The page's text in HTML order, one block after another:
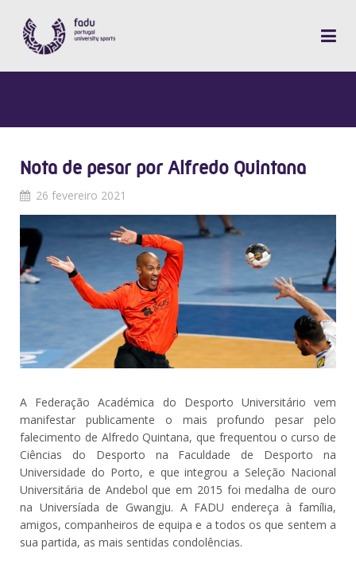
Nota de pesar por Alfredo Quintana
26 fevereiro 2021
A Federação Académica do Desporto Universitário vem
manifestar publicamente o mais profundo pesar pelo
falecimento de Alfredo Quintana, que frequentou o curso de
Ciências do Desporto na Faculdade de Desporto na
Universidade do Porto, e que integrou a Seleção Nacional
Universitária de Andebol que em 2015 foi medalha de ouro
na Universíada de Gwangju. A FADU endereça à família,
amigos, companheiros de equipa e a todos os que sentem a
sua partida, as mais sentidas condolências.